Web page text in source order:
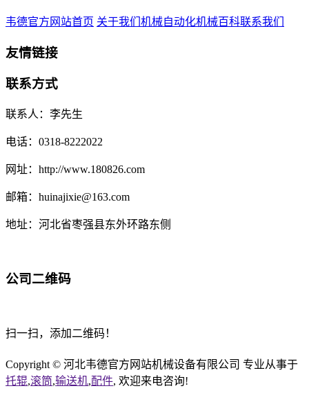
韦德官方网站首页 关于我们 机械自动化机械百科联系我们
友情链接
联系方式
联系人：李先生
电话：0318-8222022
网址：http://www.180826.com
邮箱：huinajixie@163.com
地址：河北省枣强县东外环路东侧
公司二维码
扫一扫，添加二维码！
Copyright © 河北韦德官方网站机械设备有限公司 专业从事于
托辊,滚筒,输送机,配件, 欢迎来电咨询!